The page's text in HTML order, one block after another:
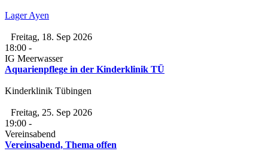
Lager Ayen
Freitag, 18. Sep 2026
18:00 -
IG Meerwasser
Aquarienpflege in der Kinderklinik TÜ
Kinderklinik Tübingen
Freitag, 25. Sep 2026
19:00 -
Vereinsabend
Vereinsabend, Thema offen